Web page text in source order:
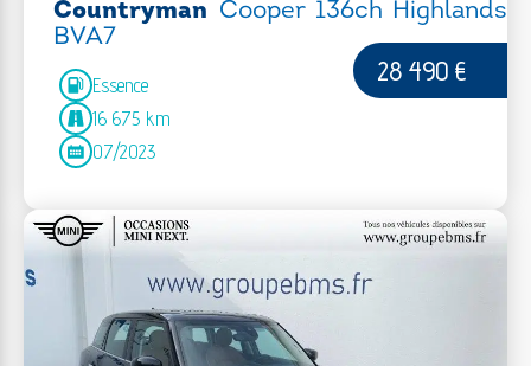
Countryman Cooper 136ch Highlands
BVA7
Essence
16 675 km
07/2023
28 490 €